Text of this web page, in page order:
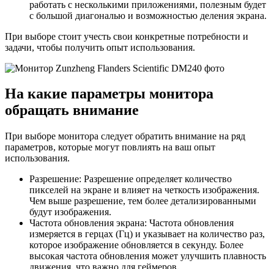
работать с несколькими приложениями, полезным будет
с большой диагональю и возможностью деления экрана.
При выборе стоит учесть свои конкретные потребности и
задачи, чтобы получить опыт использования.
На какие параметры монитора
обращать внимание
При выборе монитора следует обратить внимание на ряд
параметров, которые могут повлиять на ваш опыт
использования.
Разрешение: Разрешение определяет количество
пикселей на экране и влияет на четкость изображения.
Чем выше разрешение, тем более детализированными
будут изображения.
Частота обновления экрана: Частота обновления
измеряется в герцах (Гц) и указывает на количество раз,
которое изображение обновляется в секунду. Более
высокая частота обновления может улучшить плавность